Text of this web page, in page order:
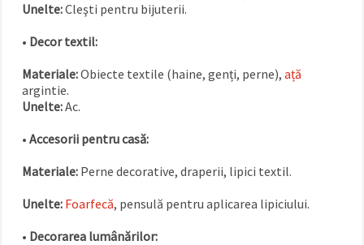
Unelte:Cleşti pentru bijuterii.
• Decor textil:
Materiale:Obiecte textile (haine, genți, perne), ață
argintie.
Unelte:Ac.
• Accesorii pentru casă:
Materiale: Perne decorative, draperii, lipici textil.
Unelte: Foarfecă, pensulă pentru aplicarea lipiciului.
• Decorarea lumânărilor: